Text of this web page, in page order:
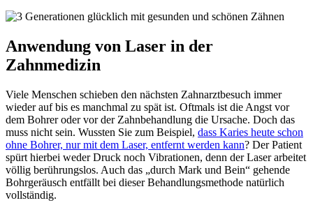
Anwendung von Laser in der
Zahnmedizin
Viele Menschen schieben den nächsten Zahnarztbesuch immer
wieder auf bis es manchmal zu spät ist. Oftmals ist die Angst vor
dem Bohrer oder vor der Zahnbehandlung die Ursache. Doch das
muss nicht sein. Wussten Sie zum Beispiel, dass Karies heute schon
ohne Bohrer, nur mit dem Laser, entfernt werden kann? Der Patient
spürt hierbei weder Druck noch Vibrationen, denn der Laser arbeitet
völlig berührungslos. Auch das „durch Mark und Bein“ gehende
Bohrgeräusch entfällt bei dieser Behandlungsmethode natürlich
vollständig.